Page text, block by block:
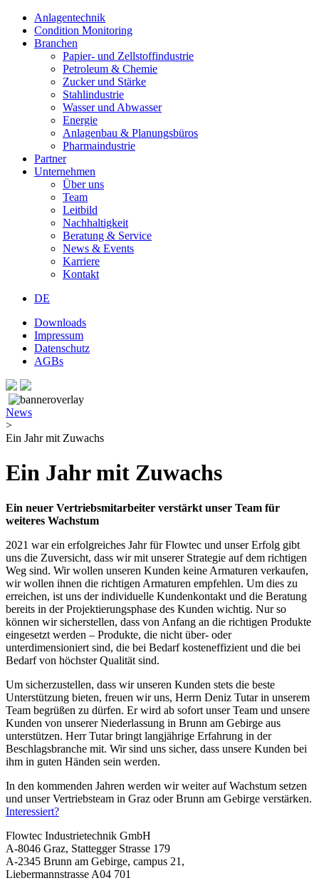
Anlagentechnik
Condition Monitoring
Branchen
Papier- und Zellstoffindustrie
Petroleum & Chemie
Zucker und Stärke
Stahlindustrie
Wasser und Abwasser
Energie
Anlagenbau & Planungsbüros
Pharmaindustrie
Partner
Unternehmen
Über uns
Team
Leitbild
Nachhaltigkeit
Beratung & Service
News & Events
Karriere
Kontakt
DE
Downloads
Impressum
Datenschutz
AGBs
News
>
Ein Jahr mit Zuwachs
Ein Jahr mit Zuwachs
Ein neuer Vertriebsmitarbeiter verstärkt unser Team für
weiteres Wachstum
2021 war ein erfolgreiches Jahr für Flowtec und unser Erfolg gibt
uns die Zuversicht, dass wir mit unserer Strategie auf dem richtigen
Weg sind. Wir wollen unseren Kunden keine Armaturen verkaufen,
wir wollen ihnen die richtigen Armaturen empfehlen. Um dies zu
erreichen, ist uns der individuelle Kundenkontakt und die Beratung
bereits in der Projektierungsphase des Kunden wichtig. Nur so
können wir sicherstellen, dass von Anfang an die richtigen Produkte
eingesetzt werden – Produkte, die nicht über- oder
unterdimensioniert sind, die bei Bedarf kosteneffizient und die bei
Bedarf von höchster Qualität sind.
Um sicherzustellen, dass wir unseren Kunden stets die beste
Unterstützung bieten, freuen wir uns, Herrn Deniz Tutar in unserem
Team begrüßen zu dürfen. Er wird ab sofort unser Team und unsere
Kunden von unserer Niederlassung in Brunn am Gebirge aus
unterstützen. Herr Tutar bringt langjährige Erfahrung in der
Beschlagsbranche mit. Wir sind uns sicher, dass unsere Kunden bei
ihm in guten Händen sein werden.
In den kommenden Jahren werden wir weiter auf Wachstum setzen
und unser Vertriebsteam in Graz oder Brunn am Gebirge verstärken.
Interessiert?
Flowtec Industrietechnik GmbH
A-8046 Graz, Stattegger Strasse 179
A-2345 Brunn am Gebirge, campus 21,
Liebermannstrasse A04 701